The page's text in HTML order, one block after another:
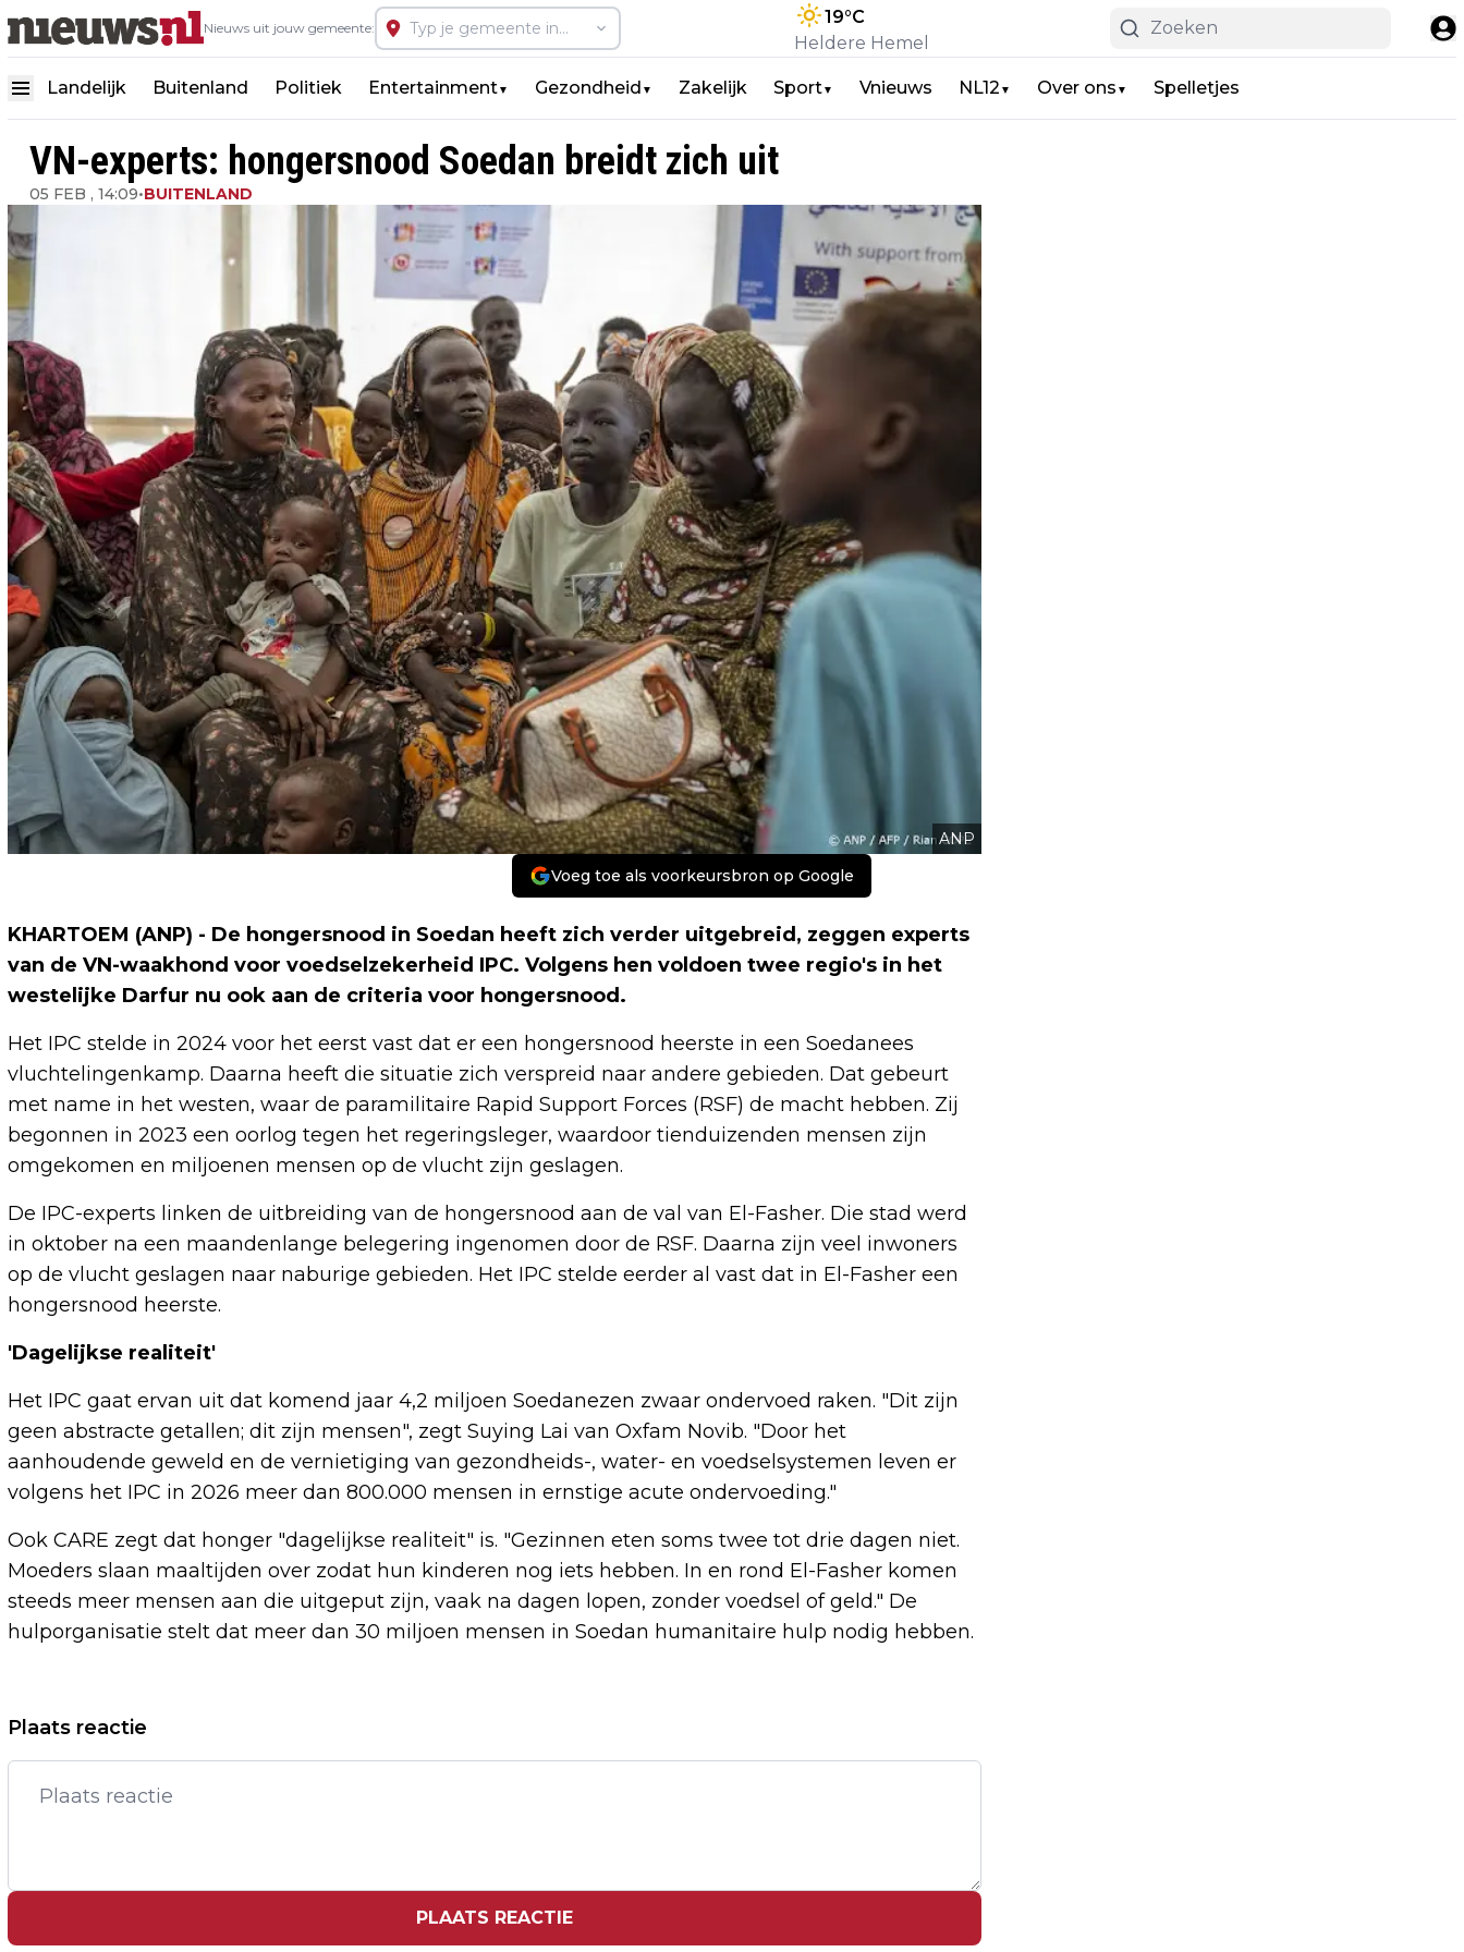
Nieuws uit jouw gemeente:
19°C
Heldere Hemel
Landelijk Buitenland Politiek Entertainment▼ Gezondheid ▼ Zakelijk Sport▼ Vnieuws NL12 ▼ Over ons ▼ Spelletjes
VN-experts: hongersnood Soedan breidt zich uit
05 FEB , 14:09•BUITENLAND
ANP
Voeg toe als voorkeursbron op Google
KHARTOEM (ANP) - De hongersnood in Soedan heeft zich verder uitgebreid, zeggen experts
van de VN-waakhond voor voedselzekerheid IPC. Volgens hen voldoen twee regio's in het
westelijke Darfur nu ook aan de criteria voor hongersnood.
Het IPC stelde in 2024 voor het eerst vast dat er een hongersnood heerste in een Soedanees
vluchtelingenkamp. Daarna heeft die situatie zich verspreid naar andere gebieden. Dat gebeurt
met name in het westen, waar de paramilitaire Rapid Support Forces (RSF) de macht hebben. Zij
begonnen in 2023 een oorlog tegen het regeringsleger, waardoor tienduizenden mensen zijn
omgekomen en miljoenen mensen op de vlucht zijn geslagen.
De IPC-experts linken de uitbreiding van de hongersnood aan de val van El-Fasher. Die stad werd
in oktober na een maandenlange belegering ingenomen door de RSF. Daarna zijn veel inwoners
op de vlucht geslagen naar naburige gebieden. Het IPC stelde eerder al vast dat in El-Fasher een
hongersnood heerste.
'Dagelijkse realiteit'
Het IPC gaat ervan uit dat komend jaar 4,2 miljoen Soedanezen zwaar ondervoed raken. "Dit zijn
geen abstracte getallen; dit zijn mensen", zegt Suying Lai van Oxfam Novib. "Door het
aanhoudende geweld en de vernietiging van gezondheids-, water- en voedselsystemen leven er
volgens het IPC in 2026 meer dan 800.000 mensen in ernstige acute ondervoeding."
Ook CARE zegt dat honger "dagelijkse realiteit" is. "Gezinnen eten soms twee tot drie dagen niet.
Moeders slaan maaltijden over zodat hun kinderen nog iets hebben. In en rond El-Fasher komen
steeds meer mensen aan die uitgeput zijn, vaak na dagen lopen, zonder voedsel of geld." De
hulporganisatie stelt dat meer dan 30 miljoen mensen in Soedan humanitaire hulp nodig hebben.
Vorig artikel
MARCO BORSATO WIL STREEP ZETTEN
ONDER 'INGRIJPENDE PERIODE'
ZES JAAR GEVANGENISSTRAF VOOR
Plaats reactie
PLAATS REACTIE